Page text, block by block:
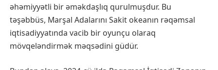
əhəmiyyətli bir əməkdaşlıq qurulmuşdur. Bu
təşəbbüs, Marşal Adalarını Sakit okeanın rəqəmsal
iqtisadiyyatında vacib bir oyunçu olaraq
mövqeləndirmək məqsədini güdür.